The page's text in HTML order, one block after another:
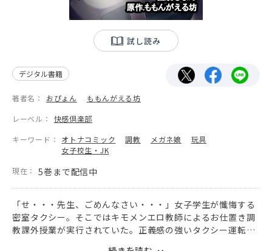
試し読み
デジタル書籍
著者名： おぴょん
ももんがえる坊
レーベル：
快感倶楽部
キーワード：
オトナコミック 調教 メガネ娘
玩具
女子校生・JK
現在：
5巻まで配信中
「せ・・・先生、ごめんなさい・・・」女子学生が懺悔する
密室タクシー。そこではキモメンエロ教師によるお仕置き調
教課外授業が実行されていた。正義感の強いタクシー運転手